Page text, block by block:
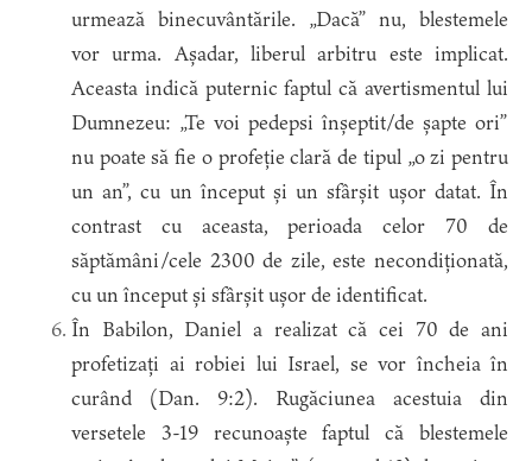
urmează binecuvântările. „Dacă” nu, blestemele
vor urma. Așadar, liberul arbitru este implicat.
Aceasta indică puternic faptul că avertismentul lui
Dumnezeu: „Te voi pedepsi înșeptit/de șapte ori”
nu poate să fie o profeție clară de tipul „o zi pentru
un an”, cu un început și un sfârșit ușor datat. În
contrast cu aceasta, perioada celor 70 de
săptămâni/cele 2300 de zile, este necondiționată,
cu un început și sfârșit ușor de identificat.
În Babilon, Daniel a realizat că cei 70 de ani
profetizați ai robiei lui Israel, se vor încheia în
curând (Dan. 9:2). Rugăciunea acestuia din
versetele 3-19 recunoaște faptul că blestemele